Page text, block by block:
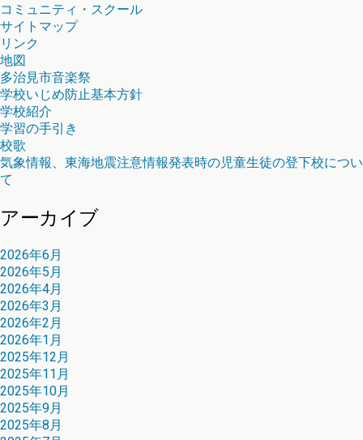
コミュニティ・スクール
サイトマップ
リンク
地図
多治見市音楽祭
学校いじめ防止基本方針
学校紹介
学習の手引き
校歌
気象情報、東海地震注意情報発表時の児童生徒の登下校につい
て
アーカイブ
2026年6月
2026年5月
2026年4月
2026年3月
2026年2月
2026年1月
2025年12月
2025年11月
2025年10月
2025年9月
2025年8月